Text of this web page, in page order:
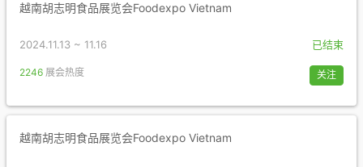
越南胡志明食品展览会Foodexpo Vietnam
2024.11.13 ~ 11.16 已结束
2246 展会热度 关注
越南胡志明食品展览会Foodexpo Vietnam